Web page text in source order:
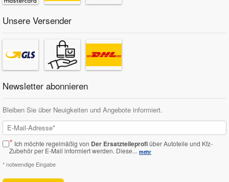
Unsere Versender
Newsletter abonnieren
Bleiben Sie über Neuigkeiten und Angebote informiert.
* Ich möchte regelmäßig von Der Ersatzteileprofiüber Autoteile und Kfz-
Zubehör per E-Mail informiert werden. Diese... mehr
* notwendige Eingabe